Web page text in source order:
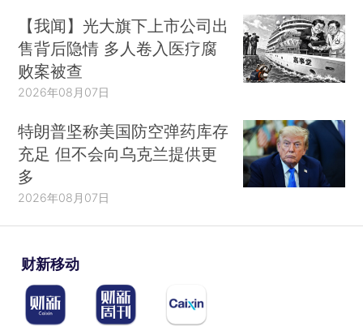
【我闻】光大旗下上市公司出
售背后隐情 多人卷入医疗腐
败案被查
2026年08月07日
特朗普坚称美国防空弹药库存
充足 但不会向乌克兰提供更
多
2026年08月07日
财新移动